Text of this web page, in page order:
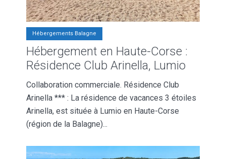
Hébergements Balagne
Hébergement en Haute-Corse :
Résidence Club Arinella, Lumio
Collaboration commerciale. Résidence Club
Arinella *** : La résidence de vacances 3 étoiles
Arinella, est située à Lumio en Haute-Corse
(région de la Balagne)...